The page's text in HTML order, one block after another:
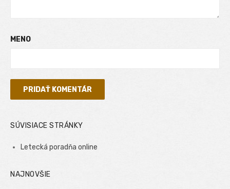
MENO
SÚVISIACE STRÁNKY
Letecká poradňa online
NAJNOVŠIE